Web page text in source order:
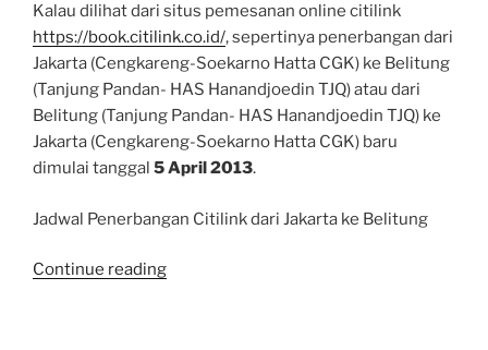
Kalau dilihat dari situs pemesanan online citilink
https://book.citilink.co.id/, sepertinya penerbangan dari
Jakarta (Cengkareng-Soekarno Hatta CGK) ke Belitung
(Tanjung Pandan- HAS Hanandjoedin TJQ) atau dari
Belitung (Tanjung Pandan- HAS Hanandjoedin TJQ) ke
Jakarta (Cengkareng-Soekarno Hatta CGK) baru
dimulai tanggal 5 April 2013.
Jadwal Penerbangan Citilink dari Jakarta ke Belitung
Continue reading“Jadwal